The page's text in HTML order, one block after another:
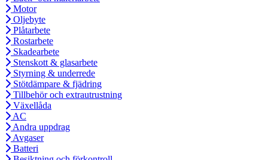
Motor
Oljebyte
Plåtarbete
Rostarbete
Skadearbete
Stenskott & glasarbete
Styrning & underrede
Stötdämpare & fjädring
Tillbehör och extrautrustning
Växellåda
AC
Andra uppdrag
Avgaser
Batteri